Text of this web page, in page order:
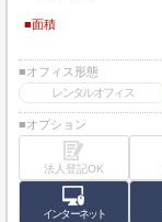
■面積
■オフィス形態
レンタルオフィス
■オプション
法人登記OK
インターネット